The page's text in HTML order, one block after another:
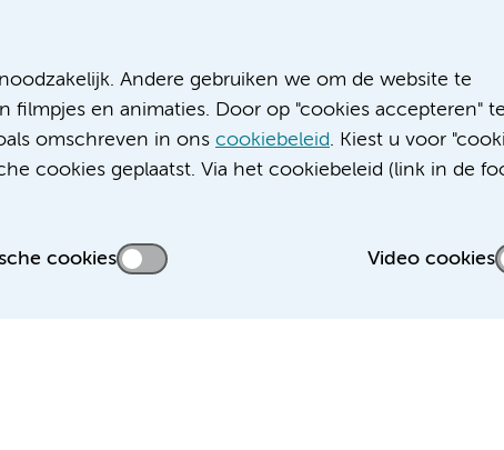
Andere gebruiken we om de website te
en animaties. Door op "cookies accepteren" te
omschreven in ons cookiebeleid. Kiest u voor
cookies geplaatst. Via het cookiebeleid (link in de
cookies Video cookies